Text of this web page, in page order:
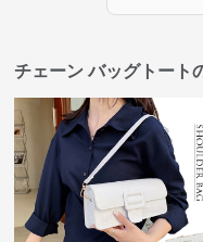
チェーン バッグトート